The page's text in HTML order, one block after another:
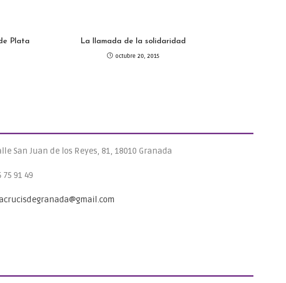
Plata
La llamada de la solidaridad
octubre 20, 2015
San Juan de los Reyes, 81, 18010 Granada
75 91 49